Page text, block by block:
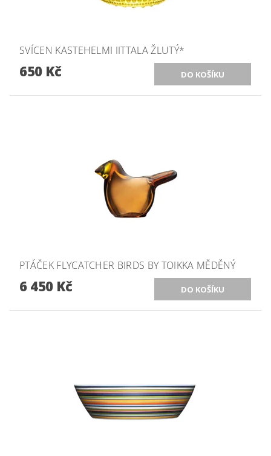
SVÍCEN KASTEHELMI IITTALA ŽLUTÝ*
650 Kč
PTÁČEK FLYCATCHER BIRDS BY TOIKKA MĚDĚNÝ
6 450 Kč